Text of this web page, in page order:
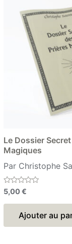
Le Dossier
Magiques
Par Christophe
Note
0
sur
5,00 €
Ajouter au